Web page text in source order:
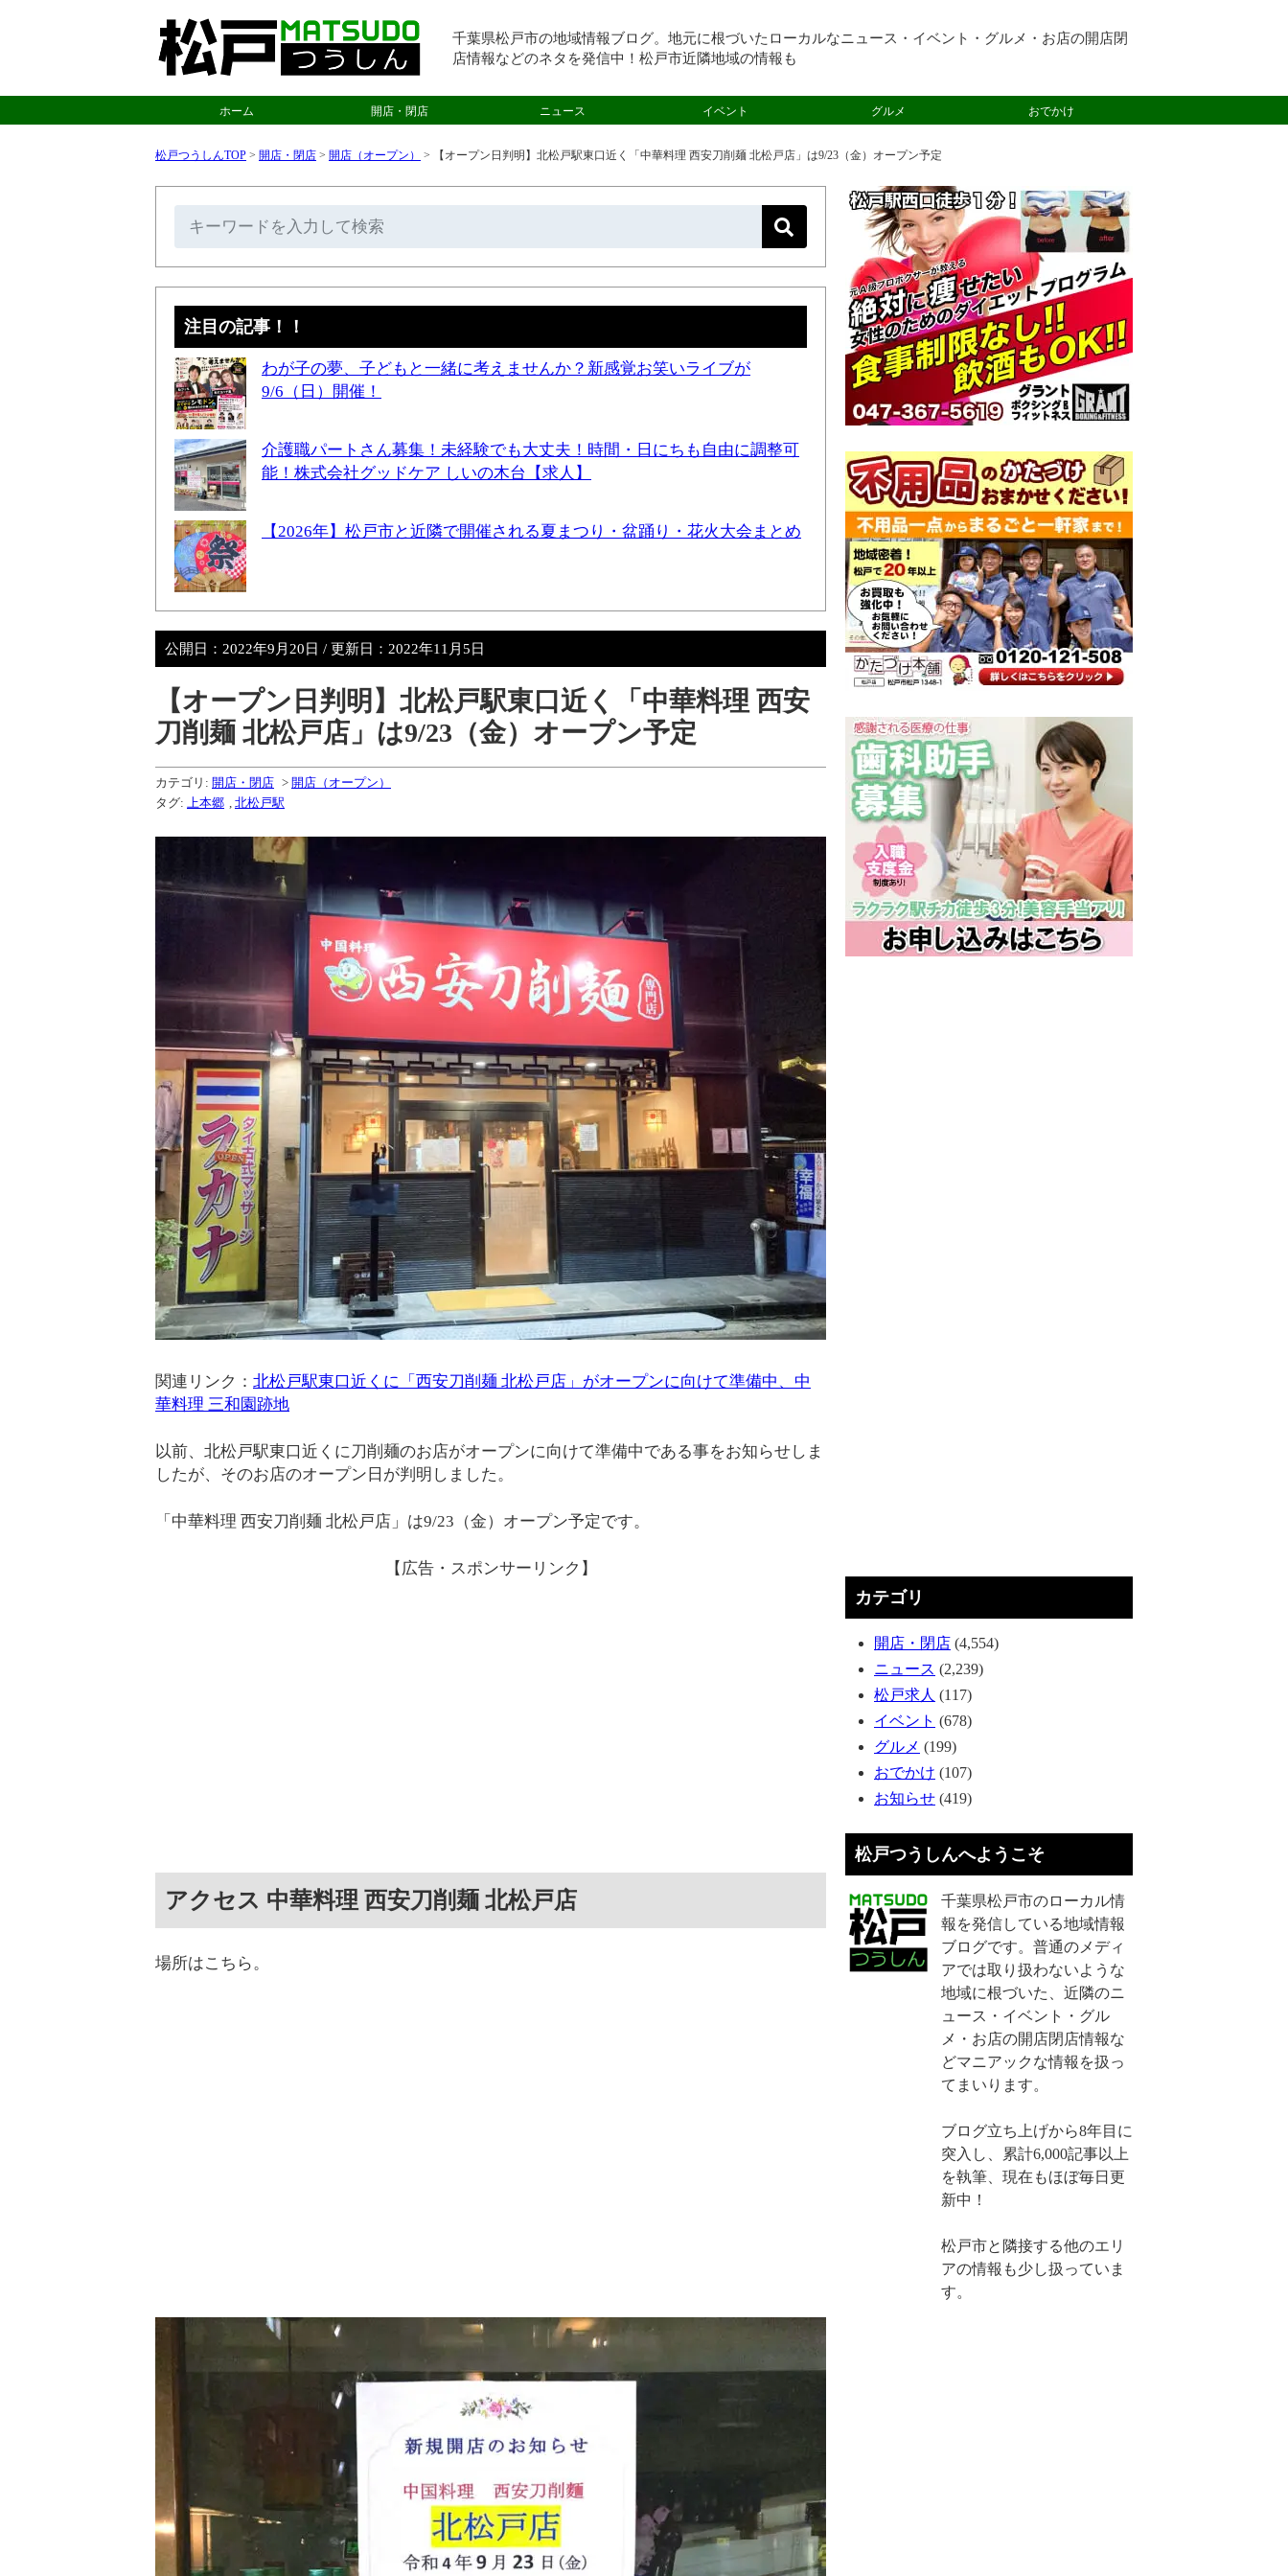
千葉県松戸市の地域情報ブログ。地元に根づいたローカルなニュース・イベント・グルメ・お店の開店閉
店情報などのネタを発信中！松戸市近隣地域の情報も
ホーム 開店・閉店 ニュース イベント グルメ おでかけ
松戸つうしんTOP > 開店・閉店 > 開店（オープン） > 【オープン日判明】北松戸駅東口近く「中華料理 西安刀削麺 北松戸店」は9/23（金）オープン予定
注目の記事！！
わが子の夢、子どもと一緒に考えませんか？新感覚お笑いライブが
9/6（日）開催！
介護職パートさん募集！未経験でも大丈夫！時間・日にちも自由に調整可
能！株式会社グッドケア しいの木台【求人】
【2026年】松戸市と近隣で開催される夏まつり・盆踊り・花火大会まとめ
公開日： 2022年9月20日 / 更新日： 2022年11月5日
【オープン日判明】北松戸駅東口近く「中華料理 西安
刀削麺 北松戸店」は9/23（金）オープン予定
カテゴリ: 開店・閉店 > 開店（オープン）
タグ:
上本郷 北松戸駅
関連リンク： 北松戸駅東口近くに「西安刀削麺 北松戸店」がオープンに向けて準備中、中
華料理 三和園跡地
以前、北松戸駅東口近くに刀削麺のお店がオープンに向けて準備中である事をお知らせしま
したが、そのお店のオープン日が判明しました。
「中華料理 西安刀削麺 北松戸店」は9/23（金）オープン予定です。
【広告・スポンサーリンク】
アクセス 中華料理 西安刀削麺 北松戸店
場所はこちら。
カテゴリ
開店・閉店 (4,554)
ニュース (2,239)
松戸求人 (117)
イベント (678)
グルメ (199)
おでかけ (107)
お知らせ (419)
松戸つうしんへようこそ
千葉県松戸市のローカル情
報を発信している地域情報
ブログです。普通のメディ
アでは取り扱わないような
地域に根づいた、近隣のニ
ュース・イベント・グル
メ・お店の開店閉店情報な
どマニアックな情報を扱っ
てまいります。
ブログ立ち上げから8年目に
突入し、累計6,000記事以上
を執筆、現在もほぼ毎日更
新中！
松戸市と隣接する他のエリ
アの情報も少し扱っていま
す。